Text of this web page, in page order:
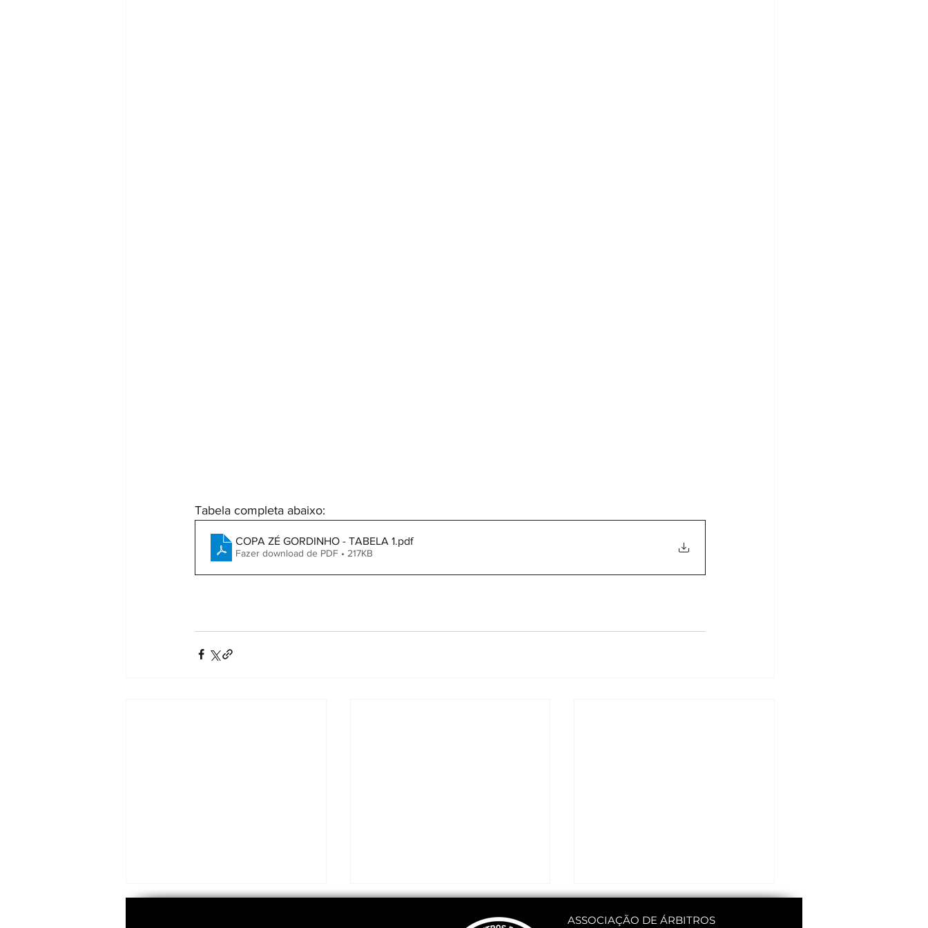
Tabela completa abaixo:
COPA ZÉ GORDINHO - TABELA 1.pdf
Fazer download de PDF • 217KB
ASSOCIAÇÃO DE ÁRBITROS